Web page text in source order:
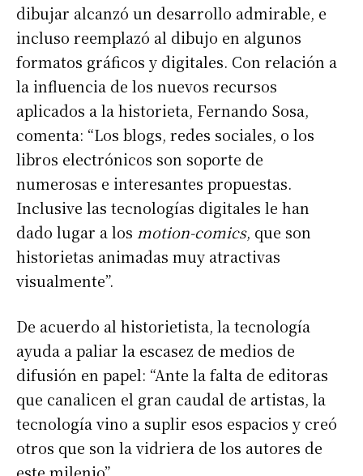
dibujar alcanzó un desarrollo admirable, e
incluso reemplazó al dibujo en algunos
formatos gráficos y digitales. Con relación a
la influencia de los nuevos recursos
aplicados a la historieta, Fernando Sosa,
comenta: “Los blogs, redes sociales, o los
libros electrónicos son soporte de
numerosas e interesantes propuestas.
Inclusive las tecnologías digitales le han
dado lugar a los motion-comics, que son
historietas animadas muy atractivas
visualmente”.
De acuerdo al historietista, la tecnología
ayuda a paliar la escasez de medios de
difusión en papel: “Ante la falta de editoras
que canalicen el gran caudal de artistas, la
tecnología vino a suplir esos espacios y creó
otros que son la vidriera de los autores de
este milenio”.